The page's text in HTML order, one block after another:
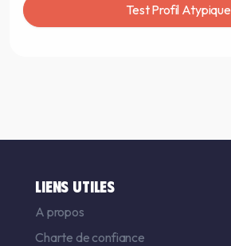
Test Profil Atypique
LIENS UTILES
A propos
Charte de confiance